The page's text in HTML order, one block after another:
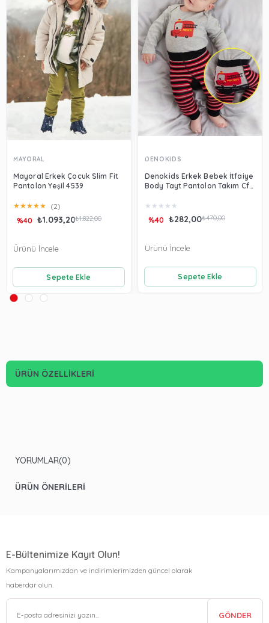
MAYORAL
Mayoral Erkek Çocuk Slim Fit
Pantolon Yeşil 4539
★★★★★ (2)
₺1.093,20₺1.822,00
%40
Sepete Ekle
Ürünü İncele
DENOKİDS
Denokids Erkek Bebek İtfaiye
Body Tayt Pantolon Takım Cff-
★ ★ ★ ★ ★
₺282,00₺470,00
%40
Sepete Ekle
Ürünü İncele
ÜRÜN ÖZELLIKLERI
YORUMLAR(0)
ÜRÜN ÖNERILERI
E-Bültenimize Kayıt Olun!
Kampanyalarımızdan ve indirimlerimizden güncel olarak
haberdar olun.
GÖNDER